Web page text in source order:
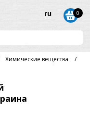
ru 0
Химические вещества